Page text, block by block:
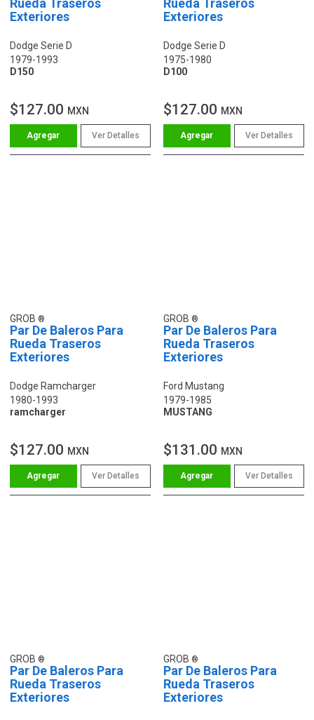
Rueda Traseros
Exteriores
Dodge Serie D
1979-1993
D150
$127.00 MXN
Ver Detalles
Rueda Traseros
Exteriores
Dodge Serie D
1975-1980
D100
$127.00 MXN
Ver Detalles
GROB
Par De Baleros Para
Rueda Traseros
Exteriores
Dodge Ramcharger
1980-1993
ramcharger
$127.00 MXN
Ver Detalles
GROB
Par De Baleros Para
Rueda Traseros
Exteriores
Ford Mustang
1979-1985
MUSTANG
$131.00 MXN
Ver Detalles
GROB
Par De Baleros Para
Rueda Traseros
Exteriores
GROB
Par De Baleros Para
Rueda Traseros
Exteriores